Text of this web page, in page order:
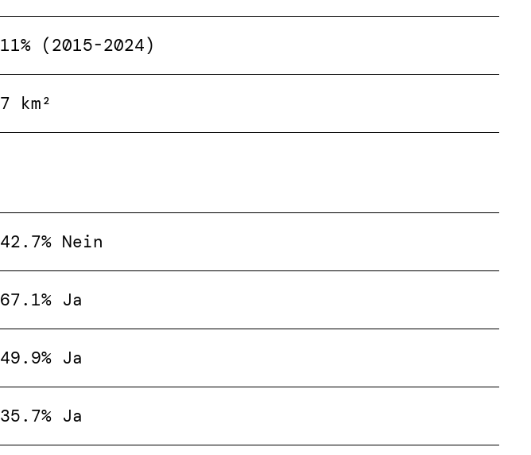
11% (2015-2024)
7 km²
42.7% Nein
67.1% Ja
49.9% Ja
35.7% Ja